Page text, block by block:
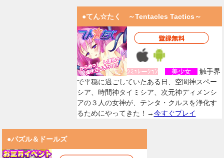
●てん☆たく ～Tentacles Tactics～
ｼﾐｭﾚーｼｮﾝ 美少女
触手界
で平穏に過ごしていたある日、空間神スペー
シア、時間神タイミシア、次元神ディメンシ
アの３人の女神が、テンタ・クルスを浄化す
るためにやってきた！→今すぐプレイ
●パズル＆ドールズ